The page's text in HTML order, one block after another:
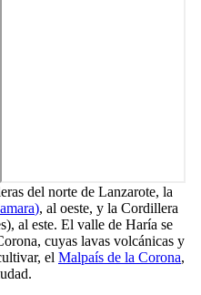
del norte de Lanzarote, la
), al oeste, y la Cordillera
), al este. El valle de Haría se
, cuyas lavas volcánicas y
el Malpaís de la Corona,